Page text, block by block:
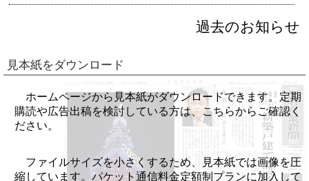
過去のお知らせ
見本紙をダウンロード
ホームページから見本紙がダウンロードできます。定期
購読や広告出稿を検討している方は、こちらからご確認く
ださい。
ファイルサイズを小さくするため、見本紙では画像を圧
縮しています。パケット通信料金定額制プランに加入して